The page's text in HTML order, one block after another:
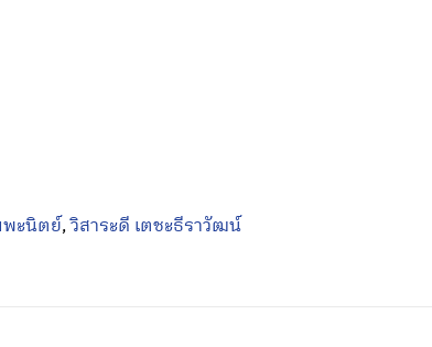
ะนิตย์,วิสาระดี เตชะธีราวัฒน์